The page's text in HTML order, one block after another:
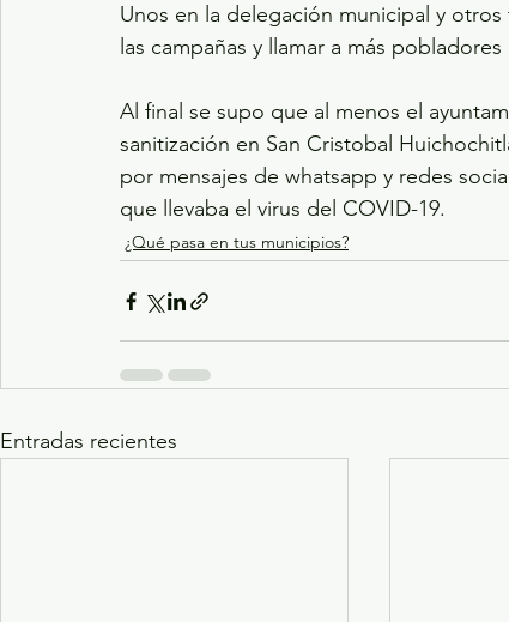
Unos en la delegación municipal y
las campañas y llamar a más pobladores
Al final se supo que al menos el
sanitización en San Cristobal
por mensajes de whatsapp y redes
que llevaba el virus del COVID-19.
¿Qué pasa en tus municipios?
Entradas recientes